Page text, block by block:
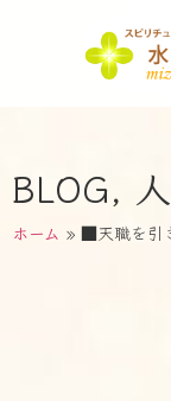
BLOG,
ホーム » ■天職を引